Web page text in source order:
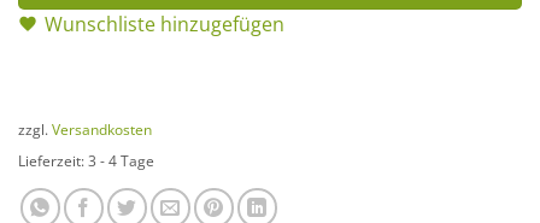
Wunschliste hinzugefügen
zzgl. Versandkosten
Lieferzeit: 3 - 4 Tage